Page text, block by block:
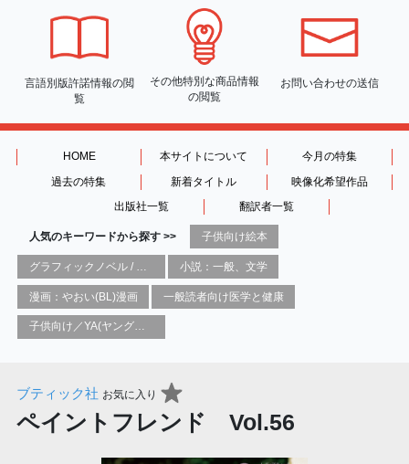
言語別版許諾情報の閲
覧
その他特別な商品情報
の閲覧
お問い合わせの送信
HOME 本サイトについて
今月の特集
過去の特集
新着タイトル
映像化希望作品
出版社一覧
翻訳者一覧
人気のキーワードから探す >> 子供向け絵本
小説：一般、文学
漫画：やおい(BL)漫画 一般読者向け医学と健康
子供向け／YA(ヤングアダルト)向け一般：芸術&芸術家
ブティック社 お気に入り
ペイントフレンド Vol.56